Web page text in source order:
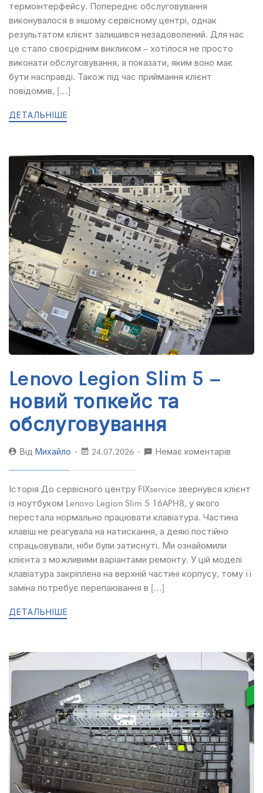
термоінтерфейсу. Попереднє обслуговування
виконувалося в іншому сервісному центрі, однак
результатом клієнт залишився незадоволений. Для нас
це стало своєрідним викликом – хотілося не просто
виконати обслуговування, а показати, яким воно має
бути насправді. Також під час приймання клієнт
повідомив, […]
ДЕТАЛЬНІШЕ
Lenovo Legion Slim 5 –
новий топкейс та
обслуговування
Від Михайло 24.07.2026 Немає коментарів
Історія До сервісного центру FIXservice звернувся клієнт
із ноутбуком Lenovo Legion Slim 5 16APH8, у якого
перестала нормально працювати клавіатура. Частина
клавіш не реагувала на натискання, а деякі постійно
спрацьовували, ніби були затиснуті. Ми ознайомили
клієнта з можливими варіантами ремонту. У цій моделі
клавіатура закріплена на верхній частині корпусу, тому її
заміна потребує перепаювання в […]
ДЕТАЛЬНІШЕ